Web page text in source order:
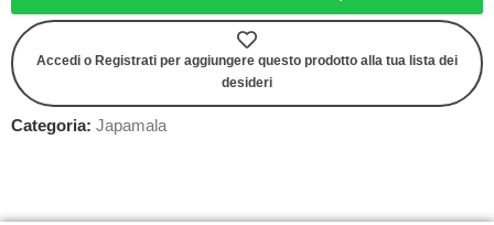
Accedi o Registrati per aggiungere questo prodotto alla tua lista dei
desideri
Categoria: Japamala